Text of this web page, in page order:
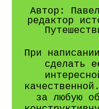
Автор:
редактор
При
сделать
за любую